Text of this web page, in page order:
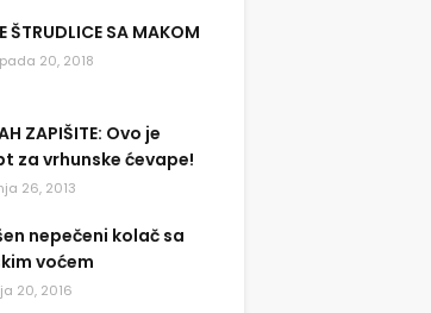
ŠTRUDLICE SA MAKOM
20, 2018
ZAPIŠITE: Ovo je
za vrhunske ćevape!
26, 2013
nepečeni kolač sa
voćem
20, 2016